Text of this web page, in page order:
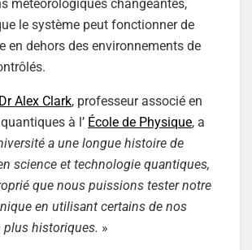
météorologiques changeantes,
le système peut fonctionner de
en dehors des environnements de
Dr Alex Clark, professeur associé en
à l’ École de Physique, a
a une longue histoire de
science et technologie quantiques,
que nous puissions tester notre
en utilisant certains de nos
historiques. »